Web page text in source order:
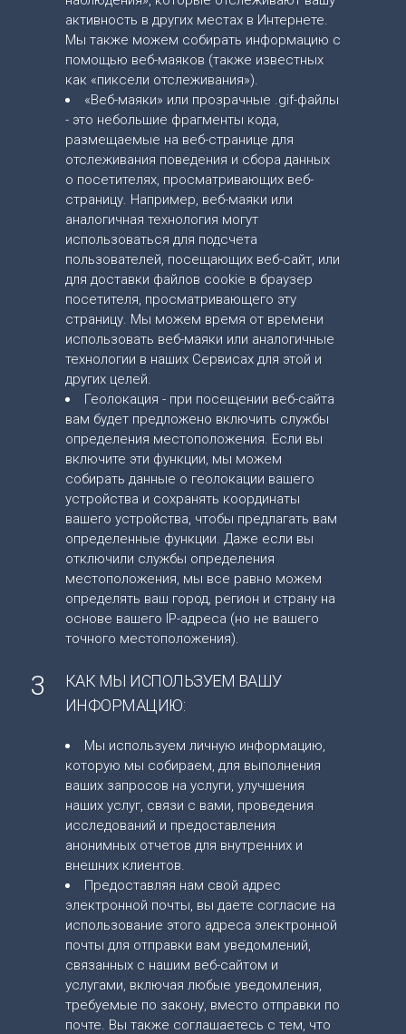
активность в других местах в Интернете.
Мы также можем собирать информацию с
помощью веб-маяков (также известных
как «пиксели отслеживания»).
«Веб-маяки» или прозрачные .gif-файлы
- это небольшие фрагменты кода,
размещаемые на веб-странице для
отслеживания поведения и сбора данных
о посетителях, просматривающих веб-
страницу. Например, веб-маяки или
аналогичная технология могут
использоваться для подсчета
пользователей, посещающих веб-сайт, или
для доставки файлов cookie в браузер
посетителя, просматривающего эту
страницу. Мы можем время от времени
использовать веб-маяки или аналогичные
технологии в наших Сервисах для этой и
других целей.
Геолокация - при посещении веб-сайта
вам будет предложено включить службы
определения местоположения. Если вы
включите эти функции, мы можем
собирать данные о геолокации вашего
устройства и сохранять координаты
вашего устройства, чтобы предлагать вам
определенные функции. Даже если вы
отключили службы определения
местоположения, мы все равно можем
определять ваш город, регион и страну на
основе вашего IP-адреса (но не вашего
точного местоположения).
3
КАК МЫ ИСПОЛЬЗУЕМ ВАШУ
ИНФОРМАЦИЮ:
Мы используем личную информацию,
которую мы собираем, для выполнения
ваших запросов на услуги, улучшения
наших услуг, связи с вами, проведения
исследований и предоставления
анонимных отчетов для внутренних и
внешних клиентов.
Предоставляя нам свой адрес
электронной почты, вы даете согласие на
использование этого адреса электронной
почты для отправки вам уведомлений,
связанных с нашим веб-сайтом и
услугами, включая любые уведомления,
требуемые по закону, вместо отправки по
почте. Вы также соглашаетесь с тем, что